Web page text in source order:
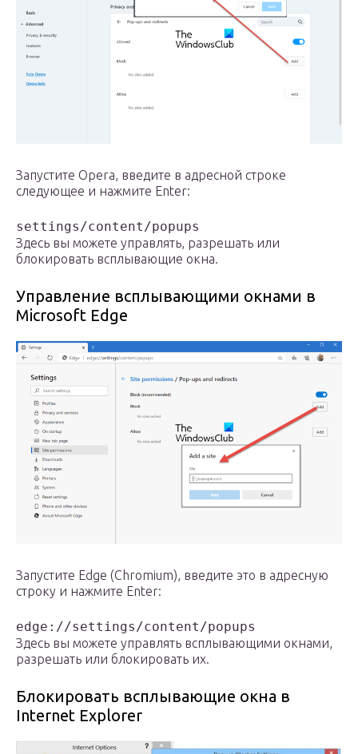
Запустите Opera, введите в адресной строке
следующее и нажмите Enter:
settings/content/popups
Здесь вы можете управлять, разрешать или
блокировать всплывающие окна.
Управление всплывающими окнами в
Microsoft Edge
Запустите Edge (Chromium), введите это в адресную
строку и нажмите Enter:
edge://settings/content/popups
Здесь вы можете управлять всплывающими окнами,
разрешать или блокировать их.
Блокировать всплывающие окна в
Internet Explorer